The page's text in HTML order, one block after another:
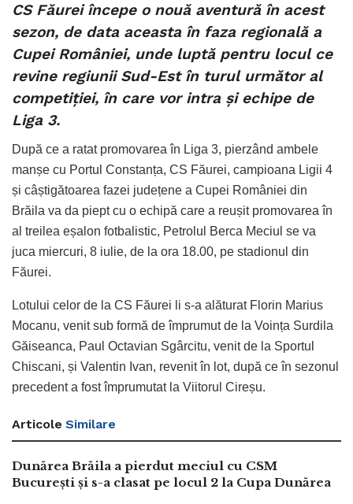
CS Făurei începe o nouă aventură în acest
sezon, de data aceasta în faza regională a
Cupei României, unde luptă pentru locul ce
revine regiunii Sud-Est în turul următor al
competiției, în care vor intra și echipe de
Liga 3.
După ce a ratat promovarea în Liga 3, pierzând ambele
manșe cu Portul Constanța, CS Făurei, campioana Ligii 4
și câștigătoarea fazei județene a Cupei României din
Brăila va da piept cu o echipă care a reușit promovarea în
al treilea eșalon fotbalistic, Petrolul Berca Meciul se va
juca miercuri, 8 iulie, de la ora 18.00, pe stadionul din
Făurei.
Lotului celor de la CS Făurei li s-a alăturat Florin Marius
Mocanu, venit sub formă de împrumut de la Voința Surdila
Găiseanca, Paul Octavian Sgârcitu, venit de la Sportul
Chiscani, și Valentin Ivan, revenit în lot, după ce în sezonul
precedent a fost împrumutat la Viitorul Cireșu.
Articole Similare
Dunărea Brăila a pierdut meciul cu CSM
București și s-a clasat pe locul 2 la Cupa Dunărea